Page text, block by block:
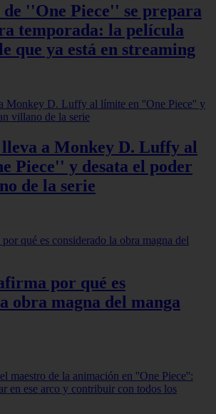
''One Piece'' se prepara
temporada: la película
que ya está en streaming
a Monkey D. Luffy al
Piece'' y desata el poder
de la serie
por qué es
obra magna del manga